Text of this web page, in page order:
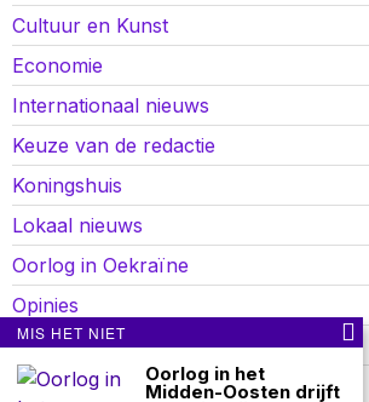
Cultuur en Kunst
Economie
Internationaal nieuws
Keuze van de redactie
Koningshuis
Lokaal nieuws
Oorlog in Oekraïne
Opinies
Politiek
Sport
MIS HET NIET
Oorlog in het
Midden-Oosten drijft